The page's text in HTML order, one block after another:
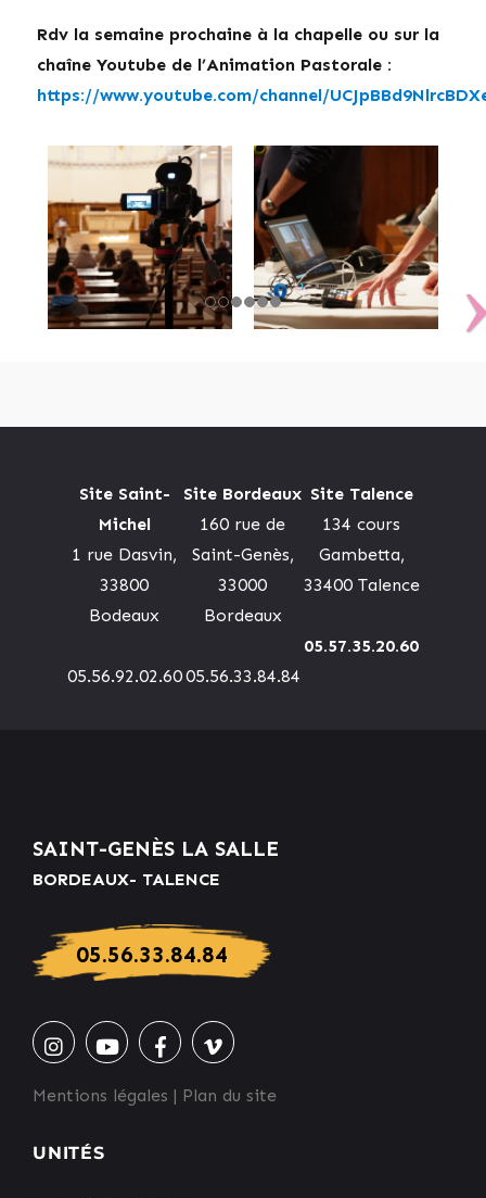
Rdv la semaine prochaine à la chapelle ou sur la
chaîne Youtube de l’Animation Pastorale :
https://www.youtube.com/channel/
Site Saint-
Michel
1 rue Dasvin,
33800
Bodeaux
05.56.92.02.60
Site Bordeaux
160 rue de
Saint-Genès,
33000
Bordeaux
05.56.33.84.84
Site Talence
134 cours
Gambetta,
33400 Talence
05.57.35.20.60
SAINT-GENÈS LA SALLE
BORDEAUX- TALENCE
05.56.33.84.84
Mentions légales | Plan du site
UNITÉS